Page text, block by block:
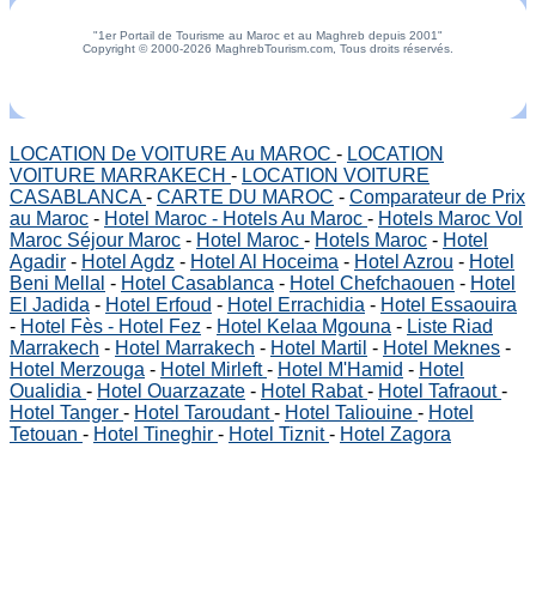
"1er Portail de Tourisme au Maroc et au Maghreb depuis 2001"
Copyright © 2000-2026 MaghrebTourism.com, Tous droits réservés.
LOCATION De VOITURE Au MAROC - LOCATION
VOITURE MARRAKECH - LOCATION VOITURE
CASABLANCA- CARTE DU MAROC - Comparateur de Prix
au Maroc - Hotel Maroc - Hotels Au Maroc - Hotels Maroc Vol
Maroc Séjour Maroc - Hotel Maroc - Hotels Maroc - Hotel
Agadir - Hotel Agdz - Hotel Al Hoceima - Hotel Azrou - Hotel
Beni Mellal - Hotel Casablanca - Hotel Chefchaouen - Hotel
El Jadida - Hotel Erfoud - Hotel Errachidia - Hotel Essaouira
- Hotel Fès - Hotel Fez - Hotel Kelaa Mgouna - Liste Riad
Marrakech - Hotel Marrakech - Hotel Martil - Hotel Meknes -
Hotel Merzouga - Hotel Mirleft- Hotel M'Hamid - Hotel
Oualidia - Hotel Ouarzazate - Hotel Rabat- Hotel Tafraout-
Hotel Tanger - Hotel Taroudant- Hotel Taliouine - Hotel
Tetouan - Hotel Tineghir - Hotel Tiznit- Hotel Zagora